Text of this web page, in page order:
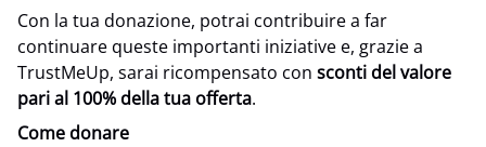
Con la tua donazione, potrai contribuire a far
continuare queste importanti iniziative e, grazie a
TrustMeUp, sarai ricompensato con sconti del valore
pari al 100% della tua offerta.
Come donare